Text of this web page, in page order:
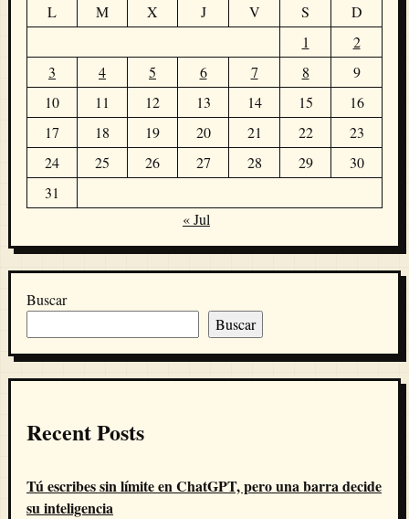
L
M X J V S
D
1
2
3
4 5 6 7 8
9
10
11 12 13 14 15
16
17
18 19 20 21 22
23
24
25 26 27 28 29
30
31
« Jul
Buscar
Buscar
Recent Posts
Tú escribes sin límite en ChatGPT, pero una barra decide
su inteligencia